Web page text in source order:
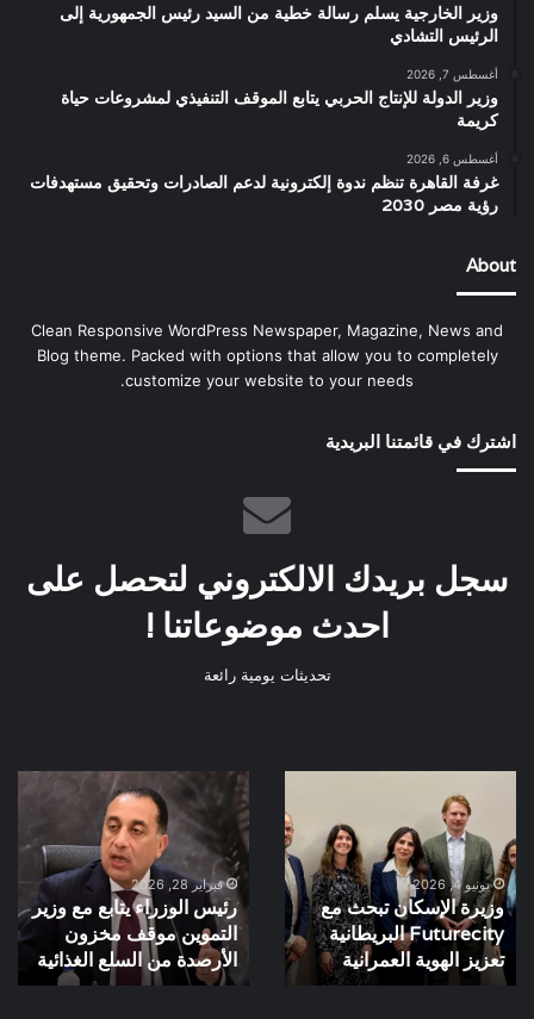
وزير الخارجية يسلم رسالة خطية من السيد رئيس الجمهورية إلى
الرئيس التشادي
أغسطس 7, 2026
وزير الدولة للإنتاج الحربي يتابع الموقف التنفيذي لمشروعات حياة
كريمة
أغسطس 6, 2026
غرفة القاهرة تنظم ندوة إلكترونية لدعم الصادرات وتحقيق مستهدفات
رؤية مصر 2030
About
Clean Responsive WordPress Newspaper, Magazine, News and
Blog theme. Packed with options that allow you to completely
customize your website to your needs.
اشترك في قائمتنا البريدية
سجل بريدك الالكتروني لتحصل على
احدث موضوعاتنا !
تحديثات يومية رائعة
الإسكان
مع
Futurecity
البريطانية
تعزيز
الهوية
العمرانية
يونيو 4, 2026
وزيرة الإسكان تبحث مع
Futurecity البريطانية
تعزيز الهوية العمرانية
رئيس
الوزراء
يتابع
مع
وزير
التموين
موقف
مخزون
الأرصدة
فبراير 28, 2026
رئيس الوزراء يتابع مع وزير
التموين موقف مخزون
الأرصدة من السلع الغذائية